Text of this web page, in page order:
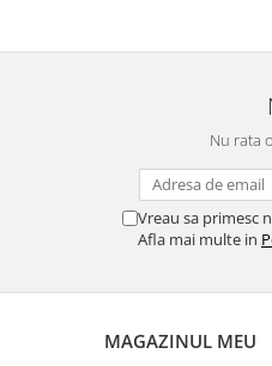
Nu rata
Vreau sa primesc
Afla mai multe in
MAGAZINUL MEU